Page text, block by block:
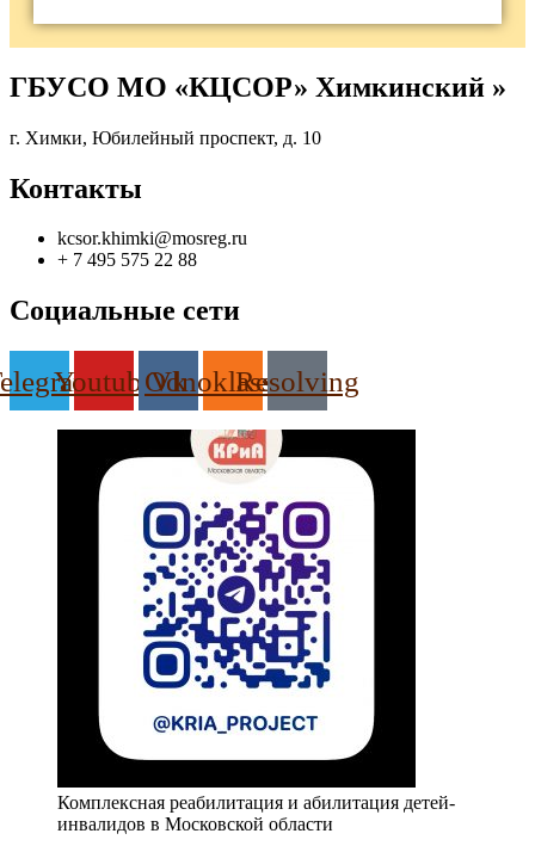
ГБУСО МО «КЦСОР» Химкинский »
г. Химки, Юбилейный проспект, д. 10
Контакты
kcsor.khimki@mosreg.ru
+ 7 495 575 22 88
Социальные сети
YoutubeVk
Odnoklassniki
Resolving
Комплексная реабилитация и абилитация детей-
инвалидов в Московской области